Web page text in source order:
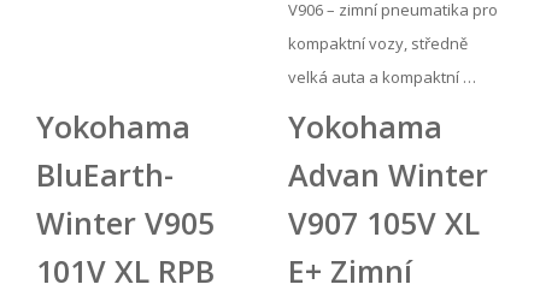
V906 – zimní pneumatika pro
kompaktní vozy, středně
velká auta a kompaktní …
Yokohama
BluEarth-
Winter V905
101V XL RPB
Yokohama
Advan Winter
V907 105V XL
E+ Zimní